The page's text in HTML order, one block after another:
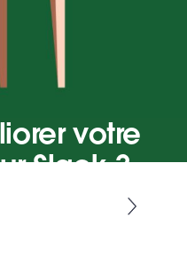
votre
Slack ?
pour améliorer